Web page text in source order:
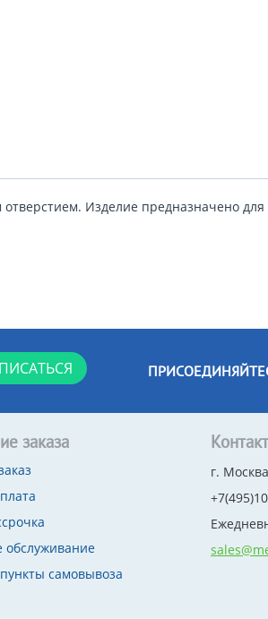
Изделие предназначено для
заказа
обслуживание
самовывоза
г.